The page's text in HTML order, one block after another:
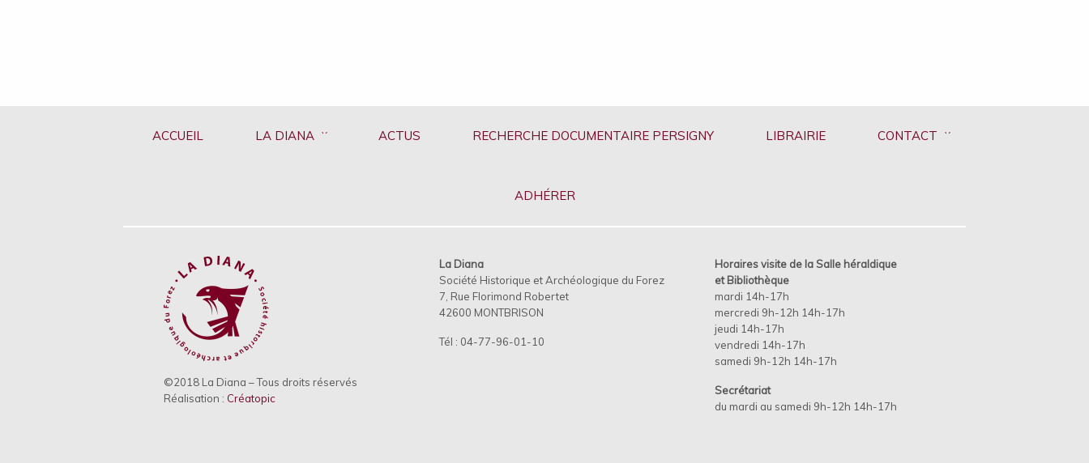
ACCUEIL LA DIANA ACTUS RECHERCHE DOCUMENTAIRE PERSIGNY LIBRAIRIE CONTACT
ADHÉRER
©2018 La Diana – Tous droits réservés
Réalisation : Créatopic
La Diana
Société Historique et Archéologique du Forez
7, Rue Florimond Robertet
42600 MONTBRISON
Tél : 04-77-96-01-10
Horaires visite de la Salle héraldique
etBibliothèque
mardi 14h-17h
mercredi 9h-12h 14h-17h
jeudi 14h-17h
vendredi 14h-17h
samedi 9h-12h 14h-17h
Secrétariat
du mardi au samedi 9h-12h 14h-17h